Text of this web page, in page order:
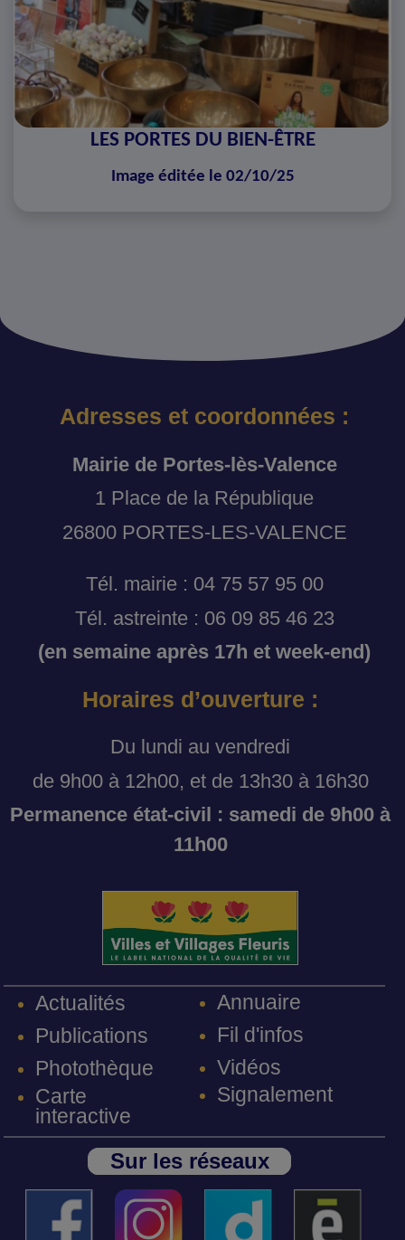
LES PORTES DU BIEN-ÊTRE
Image éditée le 02/10/25
Adresses et coordonnées :
Mairie de Portes-lès-Valence
1 Place de la République
26800 PORTES-LES-VALENCE
Tél. mairie : 04 75 57 95 00
Tél. astreinte : 06 09 85 46 23
(en semaine après 17h et week-end)
Horaires d’ouverture :
Du lundi au vendredi
de 9h00 à 12h00, et de 13h30 à 16h30
Permanence état-civil : samedi de 9h00 à
11h00
Actualités
Publications
Photothèque
Carte
interactive
Annuaire
Fil d'infos
Vidéos
Signalement
Sur les réseaux